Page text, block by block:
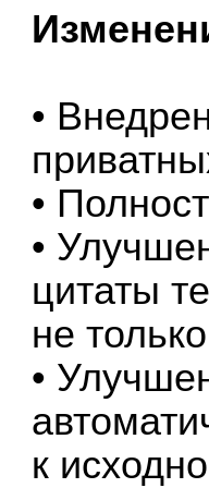
•
•
•
цитаты
не
•
к